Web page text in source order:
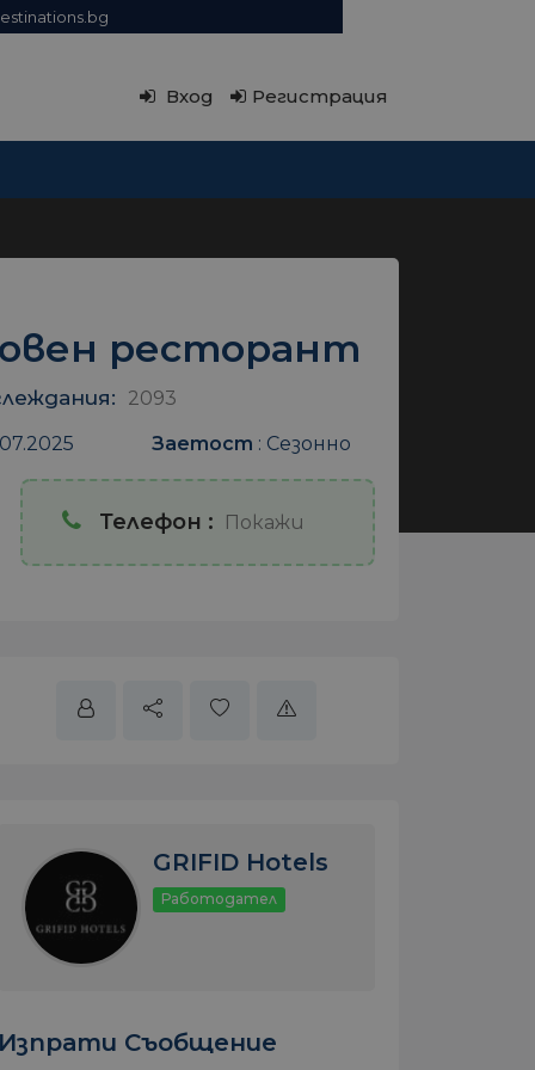
Вход Регистрация
ресторант
2093
Заетост : Сезонно
Телефон : Покажи
GRIFID Hotels
Работодател
Изпрати Съобщение